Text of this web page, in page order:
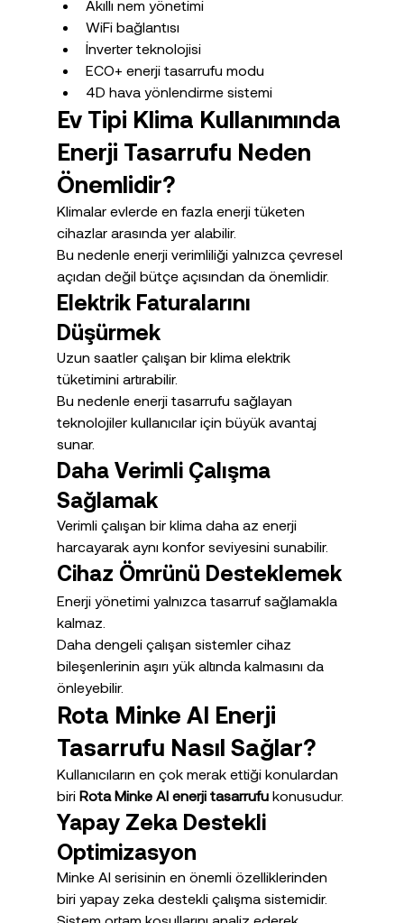
Akıllı nem yönetimi
WiFi bağlantısı
İnverter teknolojisi
ECO+ enerji tasarrufu modu
4D hava yönlendirme sistemi
Ev Tipi Klima Kullanımında
Enerji Tasarrufu Neden
Önemlidir?
Klimalar evlerde en fazla enerji tüketen
cihazlar arasında yer alabilir.
Bu nedenle enerji verimliliği yalnızca çevresel
açıdan değil bütçe açısından da önemlidir.
Elektrik Faturalarını
Düşürmek
Uzun saatler çalışan bir klima elektrik
tüketimini artırabilir.
Bu nedenle enerji tasarrufu sağlayan
teknolojiler kullanıcılar için büyük avantaj
sunar.
Daha Verimli Çalışma
Sağlamak
Verimli çalışan bir klima daha az enerji
harcayarak aynı konfor seviyesini sunabilir.
Cihaz Ömrünü Desteklemek
Enerji yönetimi yalnızca tasarruf sağlamakla
kalmaz.
Daha dengeli çalışan sistemler cihaz
bileşenlerinin aşırı yük altında kalmasını da
önleyebilir.
Rota Minke AI Enerji
Tasarrufu Nasıl Sağlar?
Kullanıcıların en çok merak ettiği konulardan
biri Rota Minke AI enerji tasarrufu konusudur.
Yapay Zeka Destekli
Optimizasyon
Minke AI serisinin en önemli özelliklerinden
biri yapay zeka destekli çalışma sistemidir.